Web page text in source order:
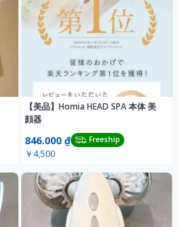
【美品】Homia HEAD SPA 本体 美
顔器
846.000 ₫ Freeship
￥4,500